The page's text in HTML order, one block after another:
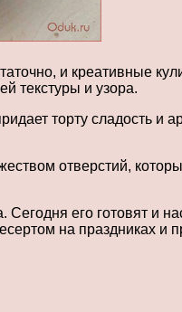
и креативные
текстуры и узора.
торту сладость и
отверстий,
его готовят и
на праздниках и